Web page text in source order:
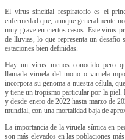
El virus sincitial respiratorio es el
enfermedad que, aunque generalmente
muy grave en ciertos casos. Este virus
de lluvias, lo que representa un
estaciones bien definidas.
Hay un virus menos conocido pero
llamada viruela del mono o viruela
incorpora su genoma a nuestra célula,
y tiene un tropismo particular por la piel.
y desde enero de 2022 hasta marzo de
mundial, con una mortalidad baja de
La importancia de la viruela símica en
son más elevados en las poblaciones